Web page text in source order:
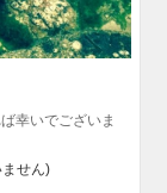
幸いでございま
せん)